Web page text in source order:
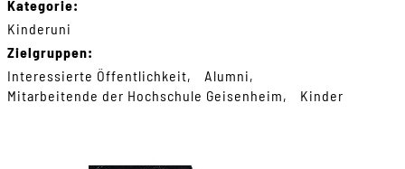
Kategorie:
Kinderuni
Zielgruppen:
Interessierte Öffentlichkeit
Alumni
Mitarbeitende der Hochschule Geisenheim
Kinder